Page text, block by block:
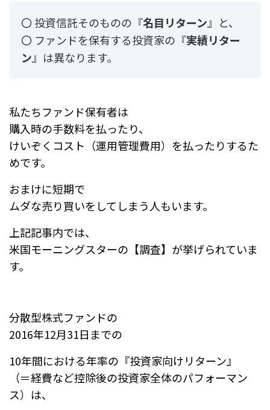
〇 投資信託そのものの『名目リターン』と、
〇 ファンドを保有する投資家の『実績リター
ン』は異なります。
私たちファンド保有者は
購入時の手数料を払ったり、
けいぞくコスト（運用管理費用）を払ったりするた
めです。
おまけに短期で
ムダな売り買いをしてしまう人もいます。
上記記事内では、
米国モーニングスターの【調査】が挙げられていま
す。
分散型株式ファンドの
2016年12月31日までの
10年間における年率の『投資家向けリターン』
（＝経費など控除後の投資家全体のパフォーマン
ス）は、